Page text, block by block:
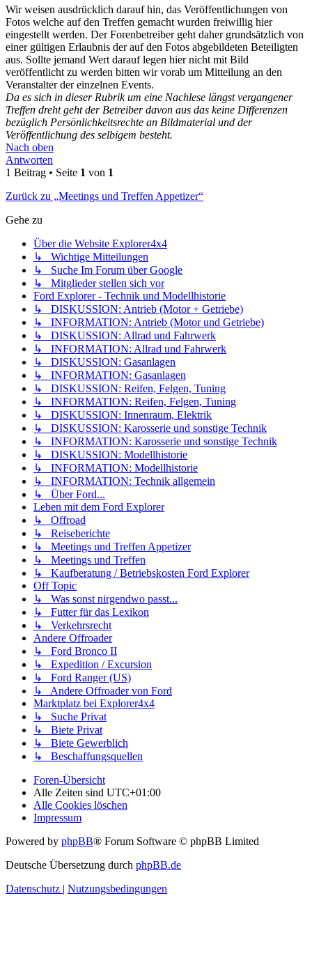
Wir weisen ausdrücklich darauf hin, das Veröffentlichungen von
Fotos welche auf den Treffen gemacht wurden freiwillig hier
eingestellt werden. Der Forenbetreiber geht daher grundsätzlich von
einer gültigen Erlaubnis der auf den Fotos abgebildeten Beteiligten
aus. Sollte jemand Wert darauf legen hier nicht mit Bild
veröffentlicht zu werden bitten wir vorab um Mitteilung an den
Veranstalter der einzelnen Events.
Da es sich in dieser Rubrik um eine Nachlese längst vergangener
Treffen dreht geht der Betreiber davon aus das keine Differenzen
bezüglich Persönlichkeitsrechte an Bildmaterial und der
Veröffentlichung des selbigem besteht.
Nach oben
Antworten
1 Beitrag • Seite 1 von 1
Zurück zu „Meetings und Treffen Appetizer“
Gehe zu
Über die Website Explorer4x4
↳ Wichtige Mitteilungen
↳ Suche Im Forum über Google
↳ Mitglieder stellen sich vor
Ford Explorer - Technik und Modellhistorie
↳ DISKUSSION: Antrieb (Motor + Getriebe)
↳ INFORMATION: Antrieb (Motor und Getriebe)
↳ DISKUSSION: Allrad und Fahrwerk
↳ INFORMATION: Allrad und Fahrwerk
↳ DISKUSSION: Gasanlagen
↳ INFORMATION: Gasanlagen
↳ DISKUSSION: Reifen, Felgen, Tuning
↳ INFORMATION: Reifen, Felgen, Tuning
↳ DISKUSSION: Innenraum, Elektrik
↳ DISKUSSION: Karosserie und sonstige Technik
↳ INFORMATION: Karosserie und sonstige Technik
↳ DISKUSSION: Modellhistorie
↳ INFORMATION: Modellhistorie
↳ INFORMATION: Technik allgemein
↳ Über Ford...
Leben mit dem Ford Explorer
↳ Offroad
↳ Reiseberichte
↳ Meetings und Treffen Appetizer
↳ Meetings und Treffen
↳ Kaufberatung / Betriebskosten Ford Explorer
Off Topic
↳ Was sonst nirgendwo passt...
↳ Futter für das Lexikon
↳ Verkehrsrecht
Andere Offroader
↳ Ford Bronco II
↳ Expedition / Excursion
↳ Ford Ranger (US)
↳ Andere Offroader von Ford
Marktplatz bei Explorer4x4
↳ Suche Privat
↳ Biete Privat
↳ Biete Gewerblich
↳ Beschaffungsquellen
Foren-Übersicht
Alle Zeiten sind UTC+01:00
Alle Cookies löschen
Impressum
Powered by phpBB® Forum Software © phpBB Limited
Deutsche Übersetzung durch phpBB.de
Datenschutz | Nutzungsbedingungen